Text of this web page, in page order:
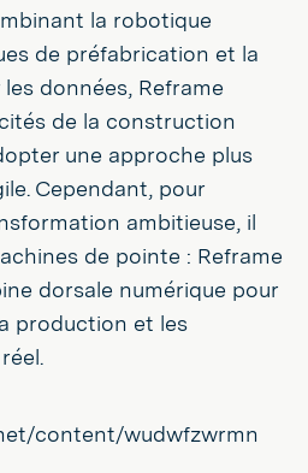
la robotique
de préfabrication et la
données, Reframe
de la construction
une approche plus
Cependant, pour
ambitieuse, il
de pointe : Reframe
dorsale numérique pour
production et les